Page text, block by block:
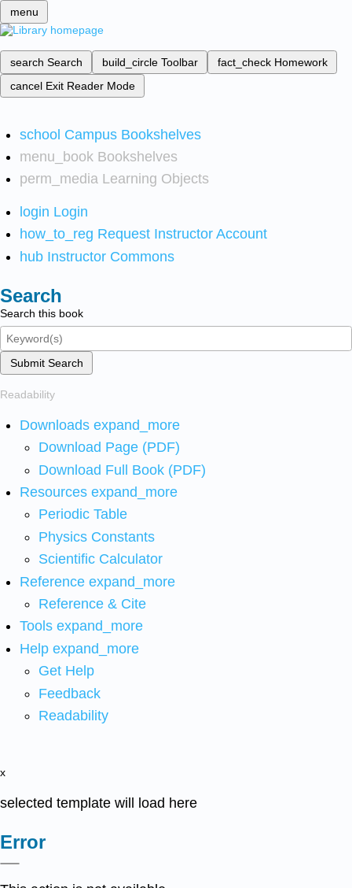
menu
search Search build_circle Toolbar fact_check Homework
cancel Exit Reader Mode
school Campus Bookshelves
menu_book Bookshelves
perm_media Learning Objects
login Login
how_to_reg Request Instructor Account
hub Instructor Commons
Search
Search this book
Submit Search
Readability
Downloads expand_more
Download Page (PDF)
Download Full Book (PDF)
Resources expand_more
Periodic Table
Physics Constants
Scientific Calculator
Reference expand_more
Reference & Cite
Tools expand_more
Help expand_more
Get Help
Feedback
Readability
x
selected template will load here
Error